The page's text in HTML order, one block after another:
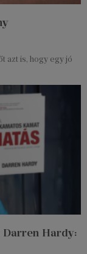
azt is, hogy egy jó
Hardy: